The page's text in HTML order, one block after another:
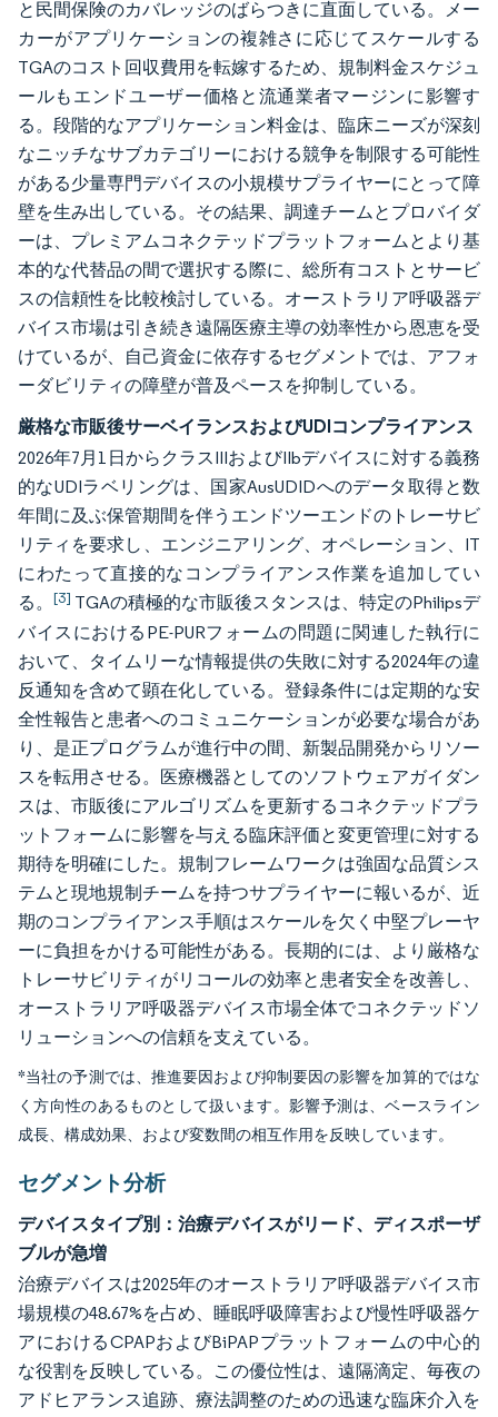
と民間保険のカバレッジのばらつきに直面している。メー
カーがアプリケーションの複雑さに応じてスケールする
TGAのコスト回収費用を転嫁するため、規制料金スケジュ
ールもエンドユーザー価格と流通業者マージンに影響す
る。段階的なアプリケーション料金は、臨床ニーズが深刻
なニッチなサブカテゴリーにおける競争を制限する可能性
がある少量専門デバイスの小規模サプライヤーにとって障
壁を生み出している。その結果、調達チームとプロバイダ
ーは、プレミアムコネクテッドプラットフォームとより基
本的な代替品の間で選択する際に、総所有コストとサービ
スの信頼性を比較検討している。オーストラリア呼吸器デ
バイス市場は引き続き遠隔医療主導の効率性から恩恵を受
けているが、自己資金に依存するセグメントでは、アフォ
ーダビリティの障壁が普及ペースを抑制している。
厳格な市販後サーベイランスおよびUDIコンプライアンス
2026年7月1日からクラスIIIおよびIIbデバイスに対する義務
的なUDIラベリングは、国家AusUDIDへのデータ取得と数
年間に及ぶ保管期間を伴うエンドツーエンドのトレーサビ
リティを要求し、エンジニアリング、オペレーション、IT
にわたって直接的なコンプライアンス作業を追加してい
る。 [3] TGAの積極的な市販後スタンスは、特定のPhilipsデ
バイスにおけるPE-PURフォームの問題に関連した執行に
おいて、タイムリーな情報提供の失敗に対する2024年の違
反通知を含めて顕在化している。登録条件には定期的な安
全性報告と患者へのコミュニケーションが必要な場合があ
り、是正プログラムが進行中の間、新製品開発からリソー
スを転用させる。医療機器としてのソフトウェアガイダン
スは、市販後にアルゴリズムを更新するコネクテッドプラ
ットフォームに影響を与える臨床評価と変更管理に対する
期待を明確にした。規制フレームワークは強固な品質シス
テムと現地規制チームを持つサプライヤーに報いるが、近
期のコンプライアンス手順はスケールを欠く中堅プレーヤ
ーに負担をかける可能性がある。長期的には、より厳格な
トレーサビリティがリコールの効率と患者安全を改善し、
オーストラリア呼吸器デバイス市場全体でコネクテッドソ
リューションへの信頼を支えている。
*当社の予測では、推進要因および抑制要因の影響を加算的ではな
く方向性のあるものとして扱います。影響予測は、ベースライン
成長、構成効果、および変数間の相互作用を反映しています。
セグメント分析
デバイスタイプ別：治療デバイスがリード、ディスポーザ
ブルが急増
治療デバイスは2025年のオーストラリア呼吸器デバイス市
場規模の48.67%を占め、睡眠呼吸障害および慢性呼吸器ケ
アにおけるCPAPおよびBiPAPプラットフォームの中心的
な役割を反映している。この優位性は、遠隔滴定、毎夜の
アドヒアランス追跡、療法調整のための迅速な臨床介入を